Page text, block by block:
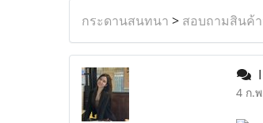
กระดานสนทนา > สอบถามสินค้า
4 ก.